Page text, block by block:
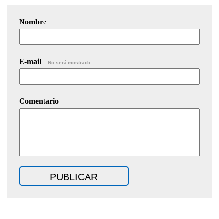
Nombre
E-mail No será mostrado.
Comentario